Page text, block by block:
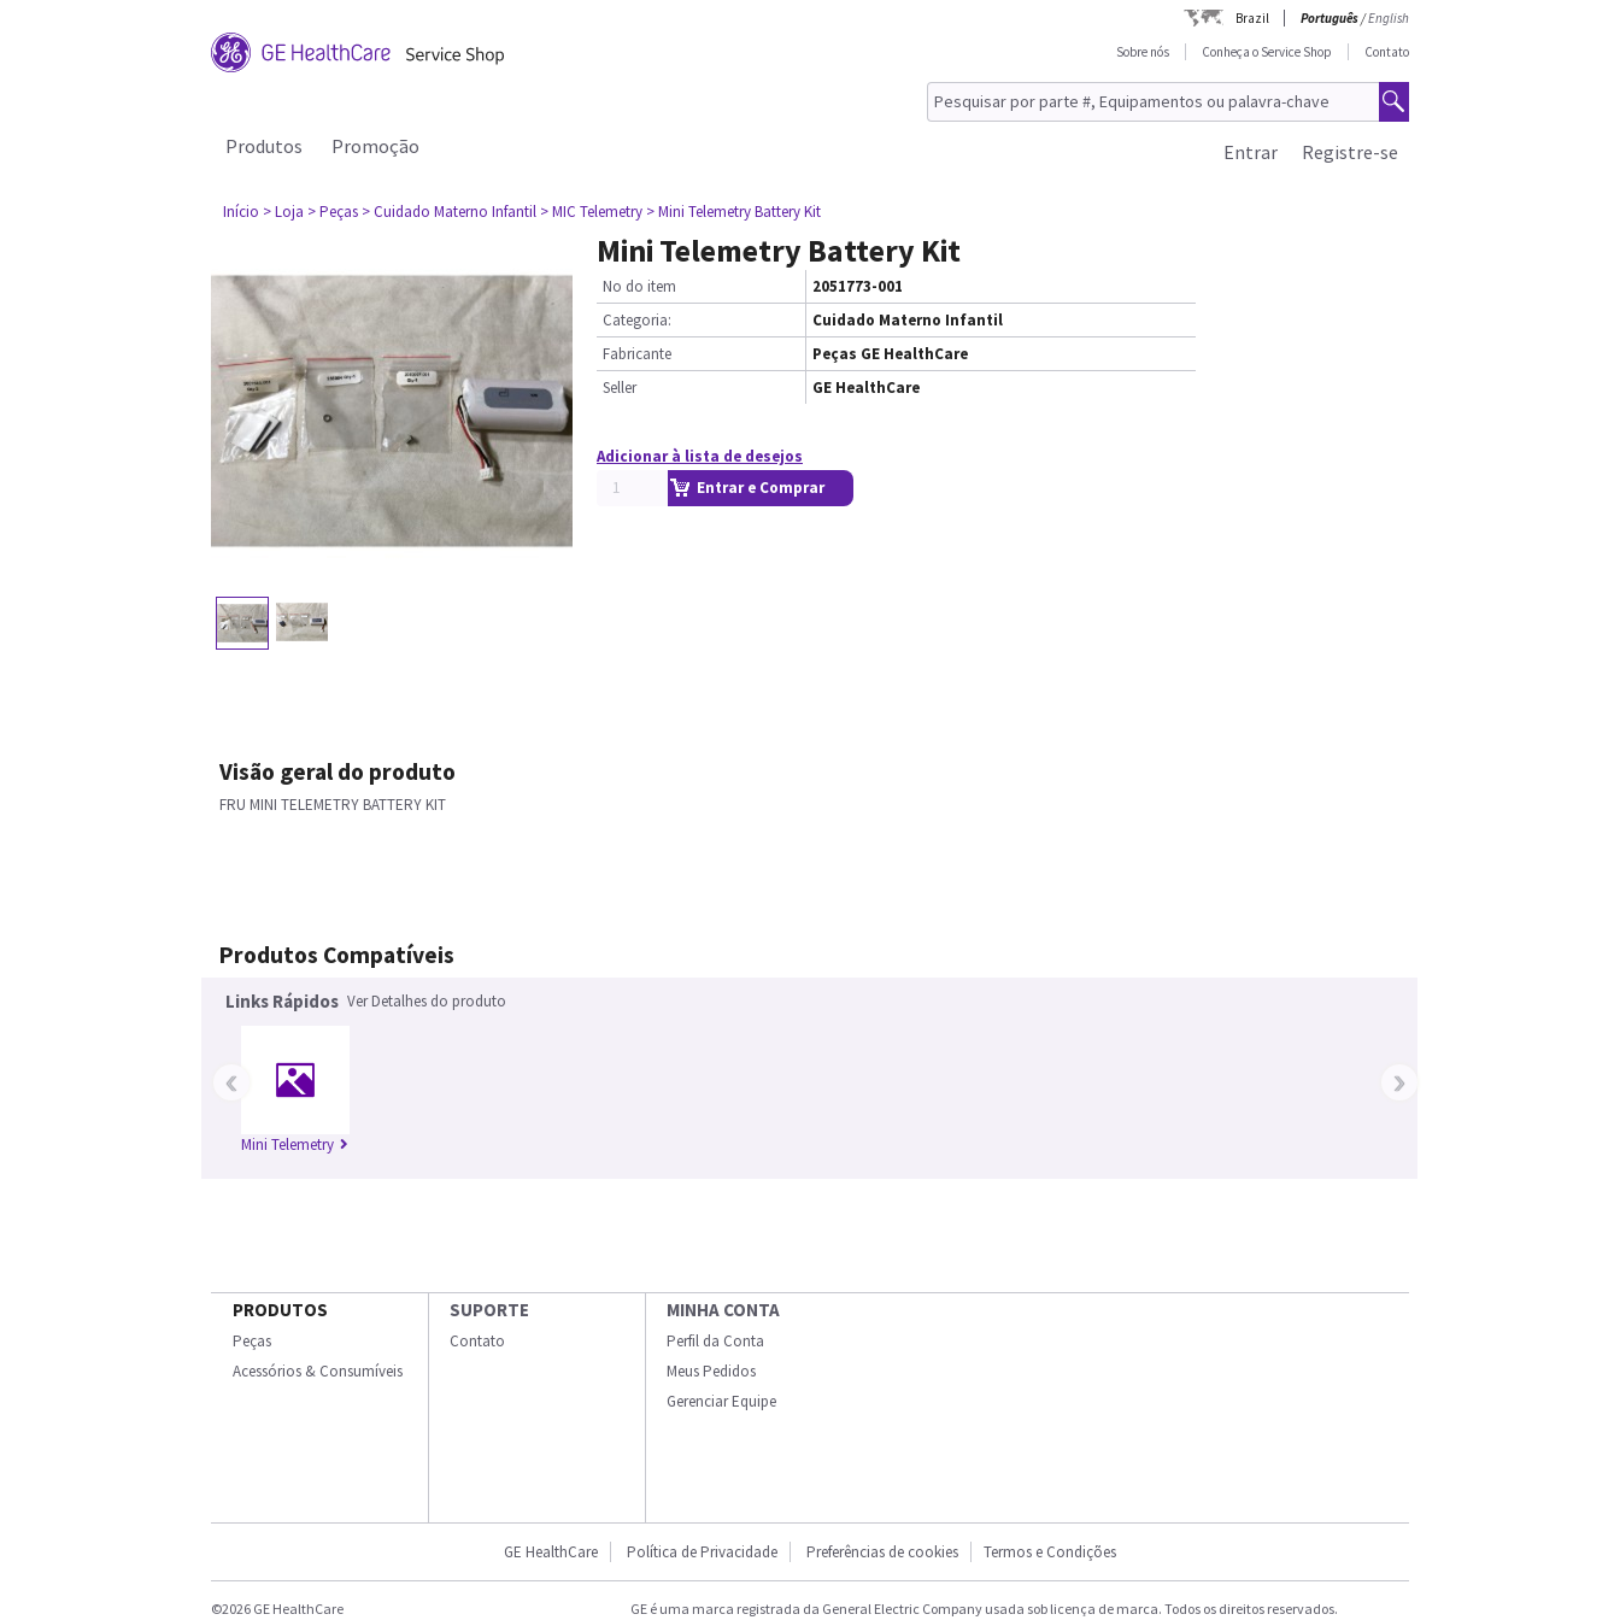
Brazil Português/English
Sobre nós
Conheça o Service Shop Contato
Produtos Promoção Registre-se
Entrar
Início > Loja > Peças > Cuidado Materno Infantil > MIC Telemetry > Mini Telemetry Battery Kit
Mini Telemetry Battery Kit
No do item
2051773-001
Categoria:
Cuidado Materno Infantil
Fabricante
Peças GE HealthCare
Seller
GE HealthCare
Adicionar à lista de desejos
Entrar e Comprar
Visão geral do produto
FRU MINI TELEMETRY BATTERY KIT
Produtos Compatíveis
Links Rápidos Ver Detalhes do produto
Mini Telemetry
‹ ›
PRODUTOS
Peças
Acessórios & Consumíveis
SUPORTE
Contato
MINHA CONTA
Perfil da Conta
Meus Pedidos
Gerenciar Equipe
GE HealthCare Política de Privacidade Preferências de cookies Termos e Condições
©2026 GE HealthCare
GE é uma marca registrada da General Electric Company usada sob licença de marca. Todos os direitos reservados.